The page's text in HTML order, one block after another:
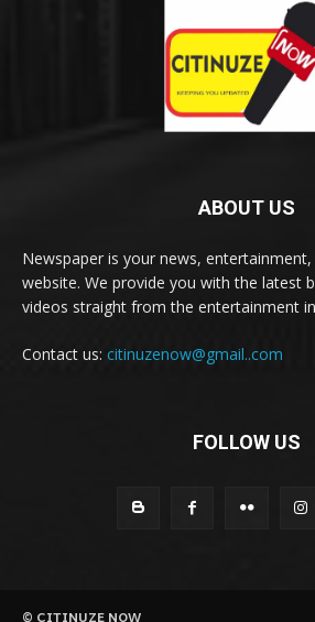
ABOUT US
Newspaper is your news,
website. We provide you with the latest
videos straight from the entertainment
Contact us: citinuzenow@gmail..com
FOLLOW US
© CITINUZE NOW